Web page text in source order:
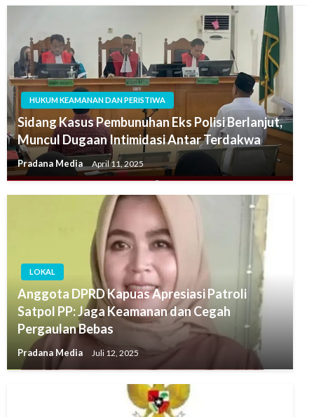
HUKUM KEAMANAN DAN PERISTIWA
Sidang Kasus Pembunuhan Eks Polisi Berlanjut,
Muncul Dugaan Intimidasi Antar Terdakwa
Pradana Media April 11, 2025
LOKAL
Anggota DPRD Kapuas Apresiasi Patroli
Satpol PP: Jaga Keamanan dan Cegah
Pergaulan Bebas
Pradana Media Juli 12, 2025